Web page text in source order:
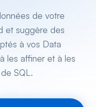
de votre
et suggère des
à vos Data
les affiner et à les
SQL.